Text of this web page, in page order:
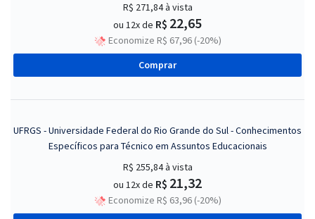
R$ 271,84à vista
ou 12x de R$ 22,65
Economize R$ 67,96 (-20%)
Comprar
UFRGS - Universidade Federal do Rio Grande do Sul - Conhecimentos
Específicos para Técnico em Assuntos Educacionais
R$ 255,84à vista
ou 12x de R$ 21,32
Economize R$ 63,96 (-20%)